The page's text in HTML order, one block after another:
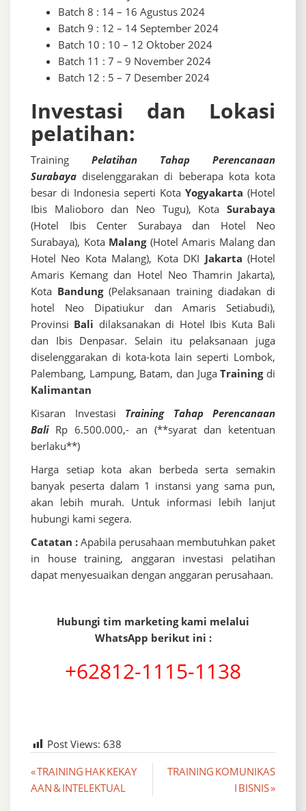
Batch 8 : 14 – 16 Agustus 2024
Batch 9 : 12 – 14 September 2024
Batch 10 : 10 – 12 Oktober 2024
Batch 11 : 7 – 9 November 2024
Batch 12 : 5 – 7 Desember 2024
Investasi dan Lokasi
pelatihan:
Training Pelatihan Tahap Perencanaan
Surabaya diselenggarakan di beberapa kota kota
besar di Indonesia seperti Kota Yogyakarta (Hotel
Ibis Malioboro dan Neo Tugu), Kota Surabaya
(Hotel Ibis Center Surabaya dan Hotel Neo
Surabaya), Kota Malang(Hotel Amaris Malang dan
Hotel Neo Kota Malang), Kota DKI Jakarta (Hotel
Amaris Kemang dan Hotel Neo Thamrin Jakarta),
Kota Bandung(Pelaksanaan training diadakan di
hotel Neo Dipatiukur dan Amaris Setiabudi),
Provinsi Bali dilaksanakan di Hotel Ibis Kuta Bali
dan Ibis Denpasar. Selain itu pelaksanaan juga
diselenggarakan di kota-kota lain seperti Lombok,
Palembang, Lampung, Batam, dan JugaTrainingdi
Kalimantan
Kisaran Investasi Training Tahap Perencanaan
Bali Rp 6.500.000,- an (**syarat dan ketentuan
berlaku**)
Harga setiap kota akan berbeda serta semakin
banyak peserta dalam 1 instansi yang sama pun,
akan lebih murah. Untuk informasi lebih lanjut
hubungi kami segera.
Catatan : Apabila perusahaan membutuhkan paket
in house training, anggaran investasi pelatihan
dapat menyesuaikan dengan anggaran perusahaan.
Hubungi tim marketing kami melalui
WhatsApp berikut ini :
+62812-1115-1138
Post Views: 638
Post
navigation
« TRAINING HAK KEKAY
AAN & INTELEKTUAL
TRAINING KOMUNIKAS
I BISNIS »